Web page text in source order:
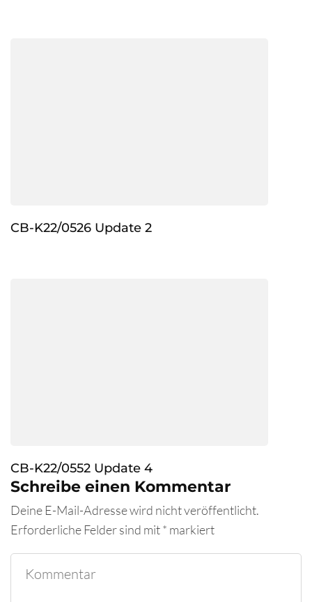
CB-K22/0526 Update 2
CB-K22/0552 Update 4
Schreibe einen Kommentar
Deine E-Mail-Adresse wird nicht veröffentlicht.
Erforderliche Felder sind mit* markiert